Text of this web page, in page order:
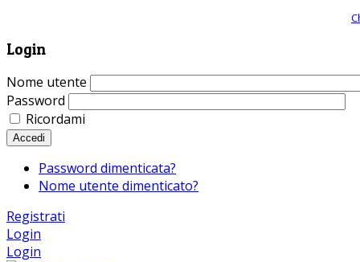
Login
Nome utente
Password
Ricordami
Accedi
Password dimenticata?
Nome utente dimenticato?
Registrati
Login
Login